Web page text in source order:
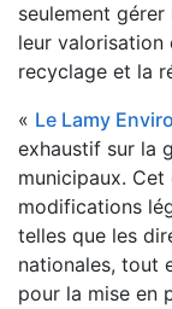
seulement
leur valorisation
recyclage et la
« Le Lamy
exhaustif sur la
municipaux.
modifications
telles que les
nationales, tout
pour la mise en